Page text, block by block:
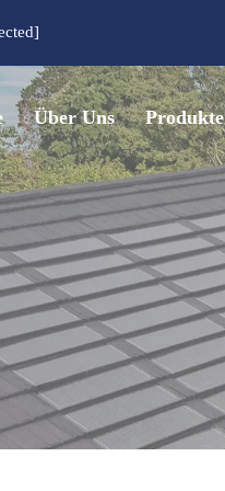
Über Uns Produkte